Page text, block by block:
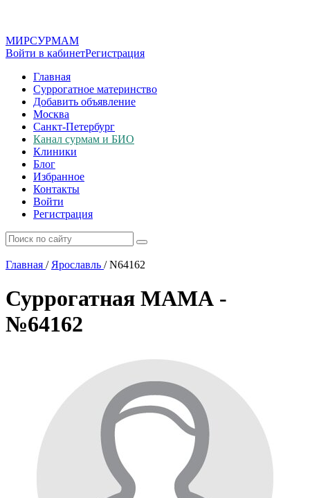
МИРСУРМАМ
Войти в кабинетРегистрация
Главная
Суррогатное материнство
Добавить объявление
Москва
Санкт-Петербург
Канал сурмам и БИО
Клиники
Блог
Избранное
Контакты
Войти
Регистрация
Главная / Ярославль /N64162
Суррогатная МАМА -
№64162